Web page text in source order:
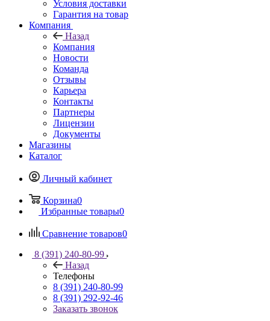
Условия доставки
Гарантия на товар
Компания
Назад
Компания
Новости
Команда
Отзывы
Карьера
Контакты
Партнеры
Лицензии
Документы
Магазины
Каталог
Личный кабинет
Корзина0
Избранные товары0
Сравнение товаров0
8 (391) 240-80-99
Назад
Телефоны
8 (391) 240-80-99
8 (391) 292-92-46
Заказать звонок